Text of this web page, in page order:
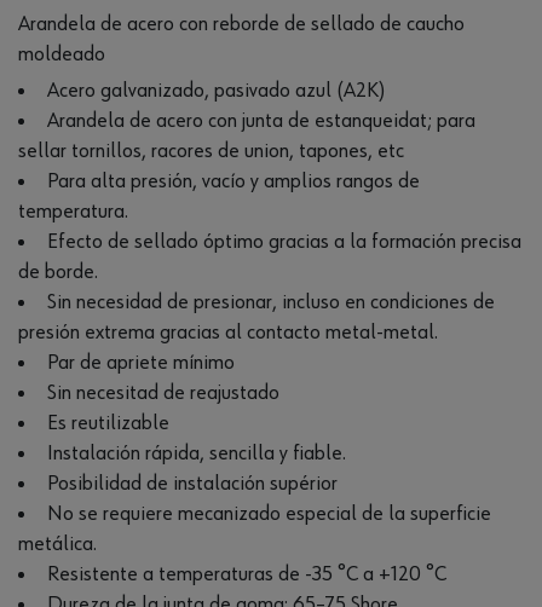
Arandela de acero con reborde de sellado de caucho
moldeado
Acero galvanizado, pasivado azul (A2K)
Arandela de acero con junta de estanqueidat; para
sellar tornillos, racores de union, tapones, etc
Para alta presión, vacío y amplios rangos de
temperatura.
Efecto de sellado óptimo gracias a la formación precisa
de borde.
Sin necesidad de presionar, incluso en condiciones de
presión extrema gracias al contacto metal-metal.
Par de apriete mínimo
Sin necesitad de reajustado
Es reutilizable
Instalación rápida, sencilla y fiable.
Posibilidad de instalación supérior
No se requiere mecanizado especial de la superficie
metálica.
Resistente a temperaturas de -35 °C a +120 °C